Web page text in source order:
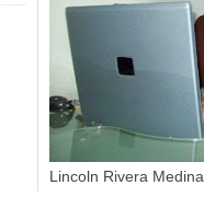
Lincoln Rivera Medina